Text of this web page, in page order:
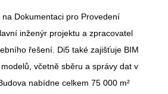
Dokumentaci pro Provedení
inženýr projektu a zpracovatel
řešení. Di5 také zajišťuje BIM
včetně sběru a správy dat v
nabídne celkem 75 000 m²